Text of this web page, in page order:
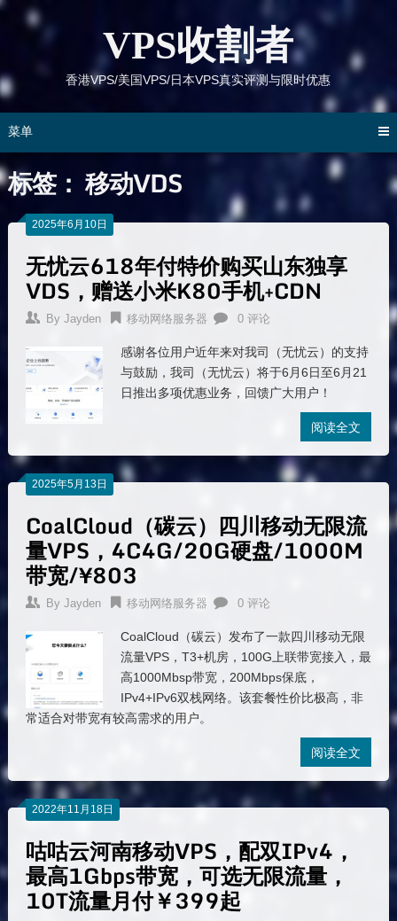
跳
容
VPS收割者
香港VPS/美国VPS/日本VPS真实评测与限时优惠
菜单
标签： 移动VDS
2025年6月10日
无忧云618年付特价购买山东独享
VDS，赠送小米K80手机+CDN
By Jayden 移动网络服务器 0 评论
感谢各位用户近年来对我司（无忧云）的支持
与鼓励，我司（无忧云）将于6月6日至6月21
日推出多项优惠业务，回馈广大用户！
阅读全文
2025年5月13日
CoalCloud（碳云）四川移动无限流
量VPS，4C4G/20G硬盘/1000M
带宽/¥803
By Jayden 移动网络服务器 0 评论
CoalCloud（碳云）发布了一款四川移动无限
流量VPS，T3+机房，100G上联带宽接入，最
高1000Mbsp带宽，200Mbps保底，
IPv4+IPv6双栈网络。该套餐性价比极高，非
常适合对带宽有较高需求的用户。
阅读全文
2022年11月18日
咕咕云河南移动VPS，配双IPv4，
最高1Gbps带宽，可选无限流量，
10T流量月付￥399起